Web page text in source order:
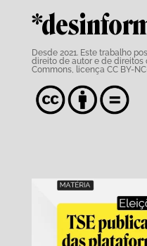
Desde 2021. Este trabalho
direito de autor e de direitos
Commons,
licença CC BY-